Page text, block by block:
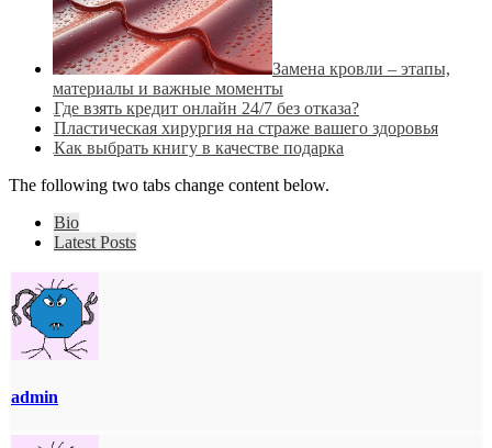
Замена кровли – этапы,
материалы и важные моменты
Где взять кредит онлайн 24/7 без отказа?
Пластическая хирургия на страже вашего здоровья
Как выбрать книгу в качестве подарка
The following two tabs change content below.
Bio
Latest Posts
admin